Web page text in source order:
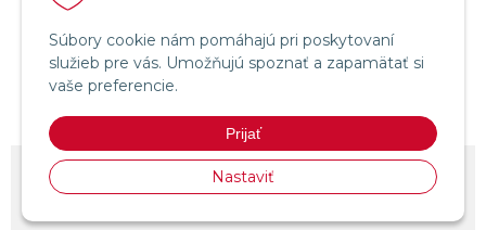
Súbory cookie nám pomáhajú pri poskytovaní
služieb pre vás. Umožňujú spoznať a zapamätať si
vaše preferencie.
Prijať
Nastaviť
OBCHODNÉ PODMIENKY
REKLAMAČNÝ PORIADOK
© 2026 KOH-I-NOOR HARDTMUTH SLOVENSKO • e-shop